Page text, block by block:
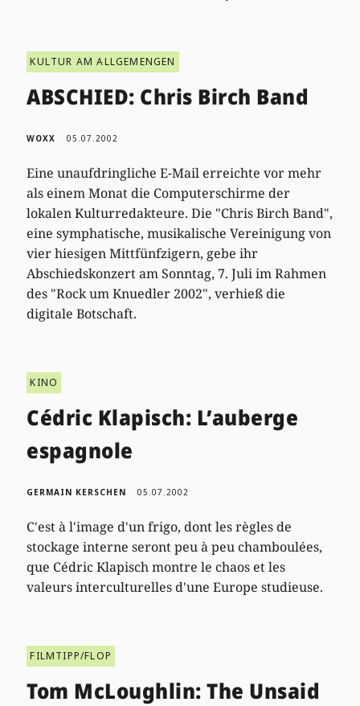
KULTUR AM ALLGEMENGEN
ABSCHIED: Chris Birch Band
WOXX 05.07.2002
Eine unaufdringliche E-Mail erreichte vor mehr
als einem Monat die Computerschirme der
lokalen Kulturredakteure. Die "Chris Birch Band",
eine symphatische, musikalische Vereinigung von
vier hiesigen Mittfünfzigern, gebe ihr
Abschiedskonzert am Sonntag, 7. Juli im Rahmen
des "Rock um Knuedler 2002", verhieß die
digitale Botschaft.
KINO
Cédric Klapisch: L’auberge
espagnole
GERMAIN KERSCHEN 05.07.2002
C'est à l'image d'un frigo, dont les règles de
stockage interne seront peu à peu chamboulées,
que Cédric Klapisch montre le chaos et les
valeurs interculturelles d'une Europe studieuse.
FILMTIPP/FLOP
Tom McLoughlin: The Unsaid